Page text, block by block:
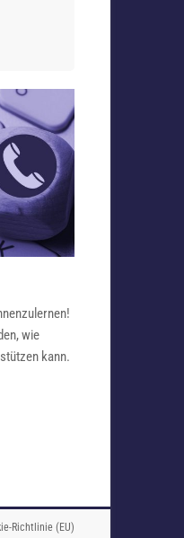
wie
kann.
Richtlinie (EU)